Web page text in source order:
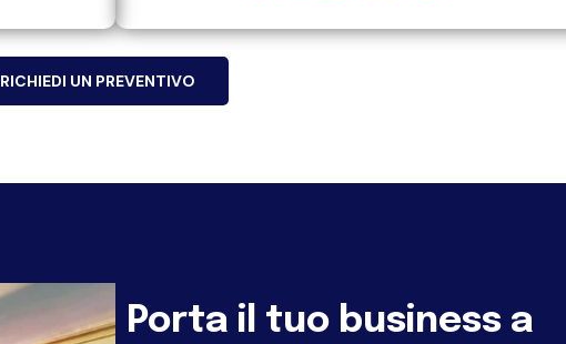
RICHIEDI UN PREVENTIVO
Porta il tuo business a